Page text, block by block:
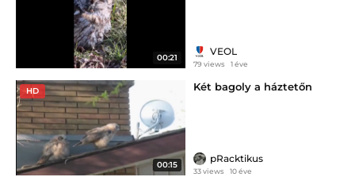
00:21
VEOL
79 views 1 éve
HD
00:15
Két bagoly a háztetőn
pRacktikus
33 views 10 éve